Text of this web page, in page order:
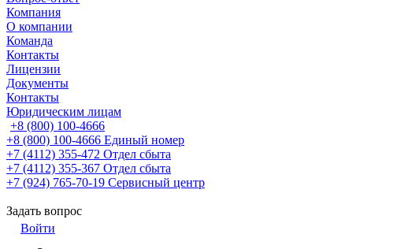
Компания
О компании
Команда
Контакты
Лицензии
Документы
Контакты
Юридическим лицам
+8 (800) 100-4666
+8 (800) 100-4666 Единый номер
+7 (4112) 355-472 Отдел сбыта
+7 (4112) 355-367 Отдел сбыта
+7 (924) 765-70-19 Сервисный центр
Задать вопрос
Войти